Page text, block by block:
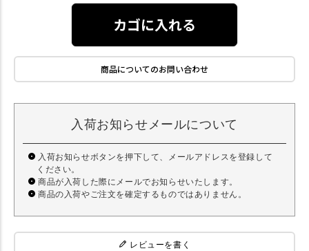
カゴに入れる
商品についてのお問い合わせ
入荷お知らせメールについて
入荷お知らせボタンを押下して、メールアドレスを登録して
ください。
商品が入荷した際にメールでお知らせいたします。
商品の入荷やご注文を確定するものではありません。
レビューを書く